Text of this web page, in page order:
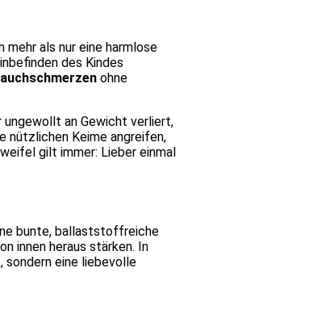
mehr als nur eine harmlose
des Kindes
ohne
an Gewicht verliert,
nützlichen Keime angreifen,
gilt immer: Lieber einmal
bunte, ballaststoffreiche
innen heraus stärken. In
sondern eine liebevolle